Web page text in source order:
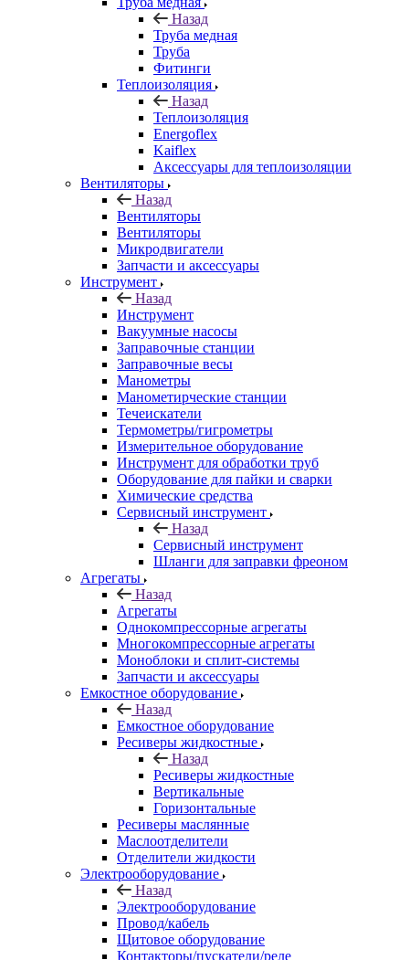
Назад
Труба медная
Труба
Фитинги
Теплоизоляция
Назад
Теплоизоляция
Energoflex
Kaiflex
Аксессуары для теплоизоляции
Вентиляторы
Назад
Вентиляторы
Вентиляторы
Микродвигатели
Запчасти и аксессуары
Инструмент
Назад
Инструмент
Вакуумные насосы
Заправочные станции
Заправочные весы
Манометры
Манометирческие станции
Течеискатели
Термометры/гигрометры
Измерительное оборудование
Инструмент для обработки труб
Оборудование для пайки и сварки
Химические средства
Сервисный инструмент
Назад
Сервисный инструмент
Шланги для заправки фреоном
Агрегаты
Назад
Агрегаты
Однокомпрессорные агрегаты
Многокомпрессорные агрегаты
Моноблоки и сплит-системы
Запчасти и аксессуары
Емкостное оборудование
Назад
Емкостное оборудование
Ресиверы жидкостные
Назад
Ресиверы жидкостные
Вертикальные
Горизонтальные
Ресиверы маслянные
Маслоотделители
Отделители жидкости
Электрооборудование
Назад
Электрооборудование
Провод/кабель
Щитовое оборудование
Контакторы/пускатели/реле